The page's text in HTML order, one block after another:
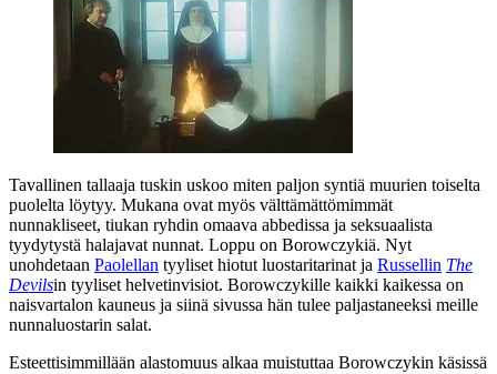
Tavallinen tallaaja tuskin uskoo miten paljon syntiä muurien toiselta
puolelta löytyy. Mukana ovat myös välttämättömimmät
nunnakliseet, tiukan ryhdin omaava abbedissa ja seksuaalista
tyydytystä halajavat nunnat. Loppu on Borowczykiä. Nyt
unohdetaan Paolellan tyyliset hiotut luostaritarinat ja Russellin The
Devilsin tyyliset helvetinvisiot. Borowczykille kaikki kaikessa on
naisvartalon kauneus ja siinä sivussa hän tulee paljastaneeksi meille
nunnaluostarin salat.
Esteettisimmillään alastomuus alkaa muistuttaa Borowczykin käsissä